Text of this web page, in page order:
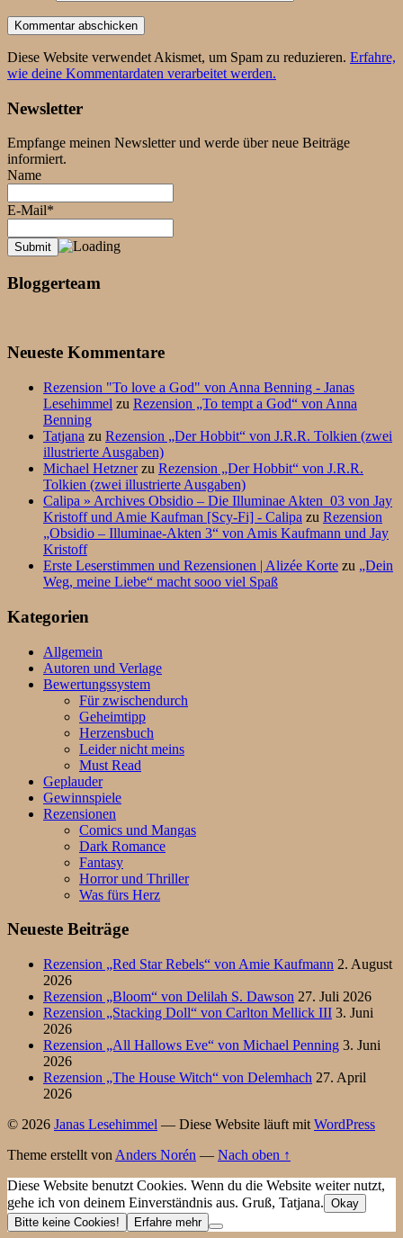
Diese Website verwendet Akismet, um Spam zu reduzieren. Erfahre,
wie deine Kommentardaten verarbeitet werden.
Newsletter
Empfange meinen Newsletter und werde über neue Beiträge
informiert.
Name
E-Mail*
Bloggerteam
Neueste Kommentare
Rezension "To love a God" von Anna Benning - Janas
Lesehimmel zu Rezension „To tempt a God“ von Anna
Benning
Tatjana zu Rezension „Der Hobbit“ von J.R.R. Tolkien (zwei
illustrierte Ausgaben)
Michael Hetznerzu Rezension „Der Hobbit“ von J.R.R.
Tolkien (zwei illustrierte Ausgaben)
Calipa » Archives Obsidio – Die Illuminae Akten_03 von Jay
Kristoff und Amie Kaufman [Scy-Fi] - Calipa zu Rezension
„Obsidio – Illuminae-Akten 3“ von Amis Kaufmann und Jay
Kristoff
Erste Leserstimmen und Rezensionen | Alizée Korte zu „Dein
Weg, meine Liebe“ macht sooo viel Spaß
Kategorien
Allgemein
Autoren und Verlage
Bewertungssystem
Für zwischendurch
Geheimtipp
Herzensbuch
Leider nicht meins
Must Read
Geplauder
Gewinnspiele
Rezensionen
Comics und Mangas
Dark Romance
Fantasy
Horror und Thriller
Was fürs Herz
Neueste Beiträge
Rezension „Red Star Rebels“ von Amie Kaufmann 2. August
2026
Rezension „Bloom“ von Delilah S. Dawson 27. Juli 2026
Rezension „Stacking Doll“ von Carlton Mellick III 3. Juni
2026
Rezension „All Hallows Eve“ von Michael Penning 3. Juni
2026
Rezension „The House Witch“ von Delemhach 27. April
2026
© 2026 Janas Lesehimmel — Diese Website läuft mit WordPress
Theme erstellt von Anders Norén — Nach oben ↑
Diese Website benutzt Cookies. Wenn du die Website weiter nutzt,
gehe ich von deinem Einverständnis aus. Gruß, Tatjana. Okay
Bitte keine Cookies!
Erfahre mehr